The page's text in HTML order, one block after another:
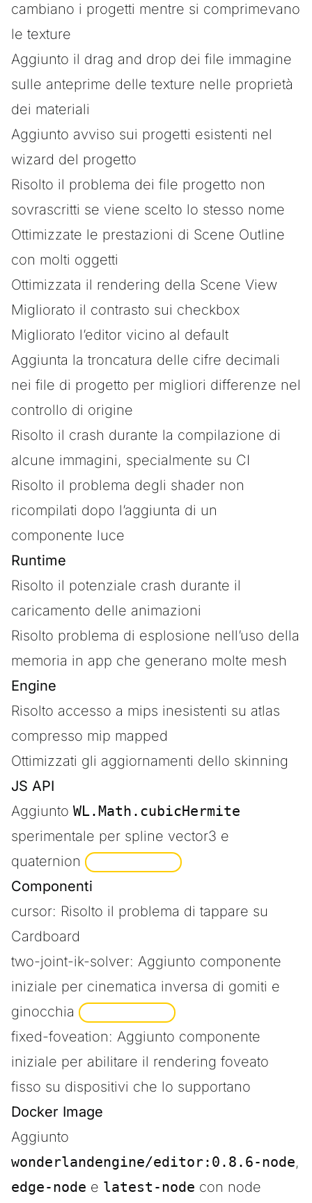
cambiano i progetti mentre si comprimevano
le texture
Aggiunto il drag and drop dei file immagine
sulle anteprime delle texture nelle proprietà
dei materiali
Aggiunto avviso sui progetti esistenti nel
wizard del progetto
Risolto il problema dei file progetto non
sovrascritti se viene scelto lo stesso nome
Ottimizzate le prestazioni di Scene Outline
con molti oggetti
Ottimizzata il rendering della Scene View
Migliorato il contrasto sui checkbox
Migliorato l’editor vicino al default
Aggiunta la troncatura delle cifre decimali
nei file di progetto per migliori differenze nel
controllo di origine
Risolto il crash durante la compilazione di
alcune immagini, specialmente su CI
Risolto il problema degli shader non
ricompilati dopo l’aggiunta di un
componente luce
Runtime
Risolto il potenziale crash durante il
caricamento delle animazioni
Risolto problema di esplosione nell’uso della
memoria in app che generano molte mesh
Engine
Risolto accesso a mips inesistenti su atlas
compresso mip mapped
Ottimizzati gli aggiornamenti dello skinning
JS API
Aggiunto WL.Math.cubicHermite
sperimentale per spline vector3 e
quaternion
Componenti
cursor: Risolto il problema di tappare su
Cardboard
two-joint-ik-solver: Aggiunto componente
iniziale per cinematica inversa di gomiti e
ginocchia
fixed-foveation: Aggiunto componente
iniziale per abilitare il rendering foveato
fisso su dispositivi che lo supportano
Docker Image
Aggiunto
wonderlandengine/editor:0.8.6-node,
edge-node e latest-node con node